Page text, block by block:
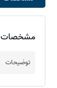
مشخصات
توضیحات